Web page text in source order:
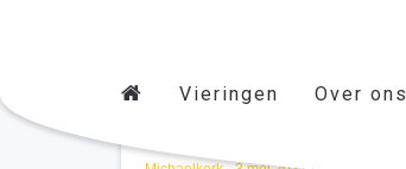
Vieringen Over ons